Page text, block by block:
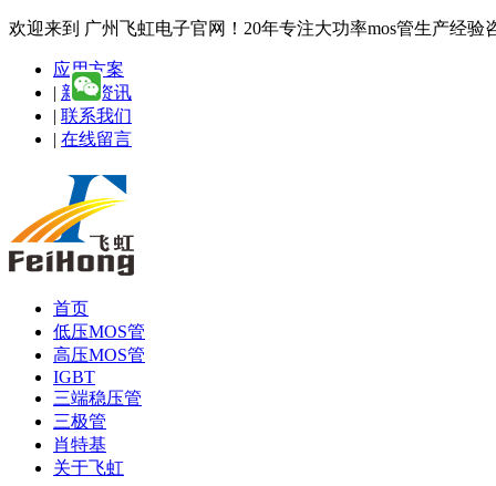
欢迎来到 广州飞虹电子官网！20年专注大功率mos管生产经验
应用方案
| 新闻资讯
| 联系我们
| 在线留言
首页
低压MOS管
高压MOS管
IGBT
三端稳压管
三极管
肖特基
关于飞虹